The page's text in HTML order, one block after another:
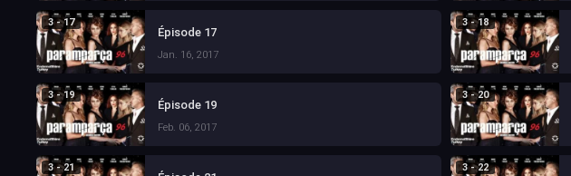
3 - 17
Épisode 17
Jan. 16, 2017
3 - 18
3 - 19
Épisode 19
Feb. 06, 2017
3 - 20
3 - 21 3 - 22